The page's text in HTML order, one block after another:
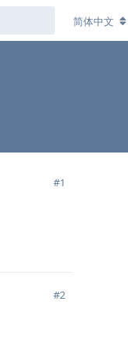
简体中文
#1
#2